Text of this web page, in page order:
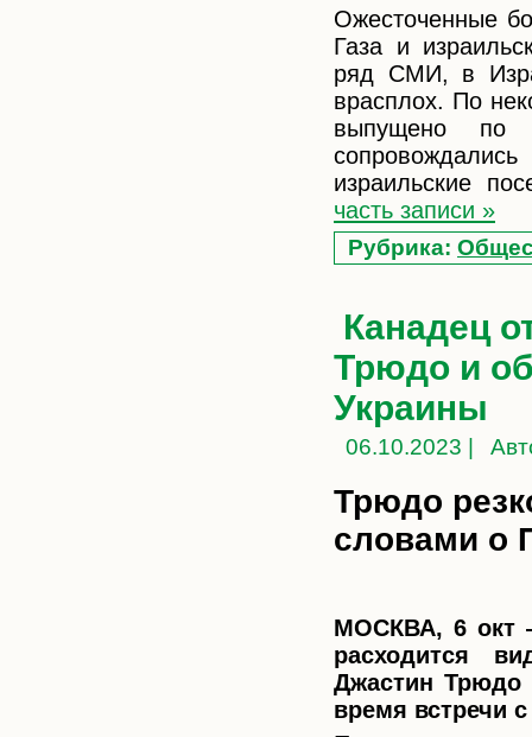
Ожесточенные
Газа и
ряд СМИ, в
врасплох. По
выпущено по
израильские
часть записи »
Рубрика:
Канадец
Трюдо и
Украины
06.10.2023 |
Трюдо
словами о
МОСКВА, 6 окт
расходится
Джастин Трюдо
время встречи